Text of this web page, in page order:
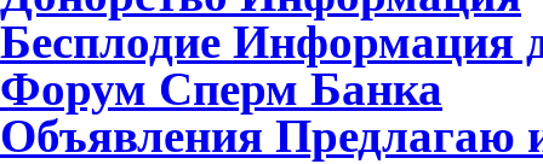
Бесплодие Информация
Форум Сперм Банка
Объявления Предлагаю